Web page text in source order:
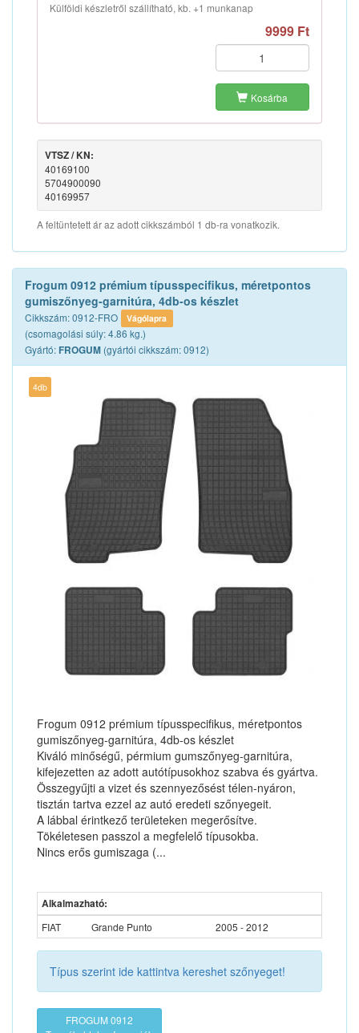
Külföldi készletről szállítható, kb. +1 munkanap
9999 Ft
Kosárba
VTSZ / KN:
40169100
5704900090
40169957
A feltüntetett ár az adott cikkszámból 1 db-ra vonatkozik.
Frogum 0912 prémium típusspecifikus, méretpontos
gumiszőnyeg-garnitúra, 4db-os készlet
Cikkszám: 0912-FRO Vágólapra
(csomagolási súly: 4.86 kg.)
Gyártó: FROGUM (gyártói cikkszám: 0912)
4db
Frogum 0912 prémium típusspecifikus, méretpontos
gumiszőnyeg-garnitúra, 4db-os készlet
Kiváló minőségű, pérmium gumszőnyeg-garnitúra,
kifejezetten az adott autótípusokhoz szabva és gyártva.
Összegyűjti a vizet és szennyezősést télen-nyáron,
tisztán tartva ezzel az autó eredeti szőnyegeit.
A lábbal érintkező területeken megerősítve.
Tökéletesen passzol a megfelelő típusokba.
Nincs erős gumiszaga (...
Alkalmazható:
FIAT Grande Punto 2005 - 2012
Típus szerint ide kattintva kereshet szőnyeget!
FROGUM 0912